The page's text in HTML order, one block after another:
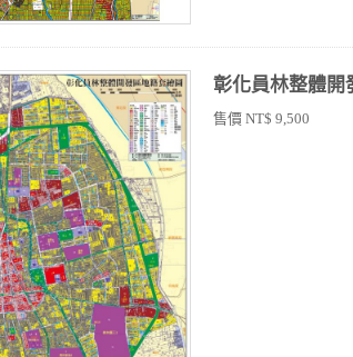
彰化員林整體開
售價 NT$ 9,500